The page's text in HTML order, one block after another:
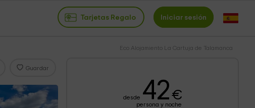
Tarjetas Regalo Iniciar sesión
Eco Alojamiento La Cartuja de Talamanca
Guardar
desde 42€
persona y noche